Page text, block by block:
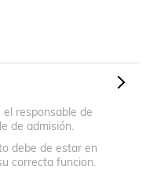
el responsable de
de admisión.
debe de estar en
correcta funcion.